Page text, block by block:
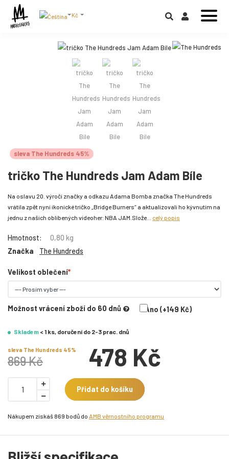
Kč
sleva The Hundreds 45%
tričko The Hundreds Jam Adam Bíle
Na oslavu 20. výročí značky a odkazu Adama Bomba značka The Hundreds
vrátila zpět nyní ikonické tričko „Bridge Burners“ a aktualizovali ho kývnutím na
jednu z našich oblíbených videoher: NBA JAM.Slože... celý popis
Hmotnost:
0,80 kg
Značka
The Hundreds
Velikost oblečení
Možnost vrácení zboží do 60 dnů Ano (+149 Kč)
Skladem < 1 ks, doručení do 2-3 prac. dnů
sleva The Hundreds 45%
869 Kč 478 Kč
Přidat do košíku
Nákupem získáš 869 bodů do AMB věrnostního programu